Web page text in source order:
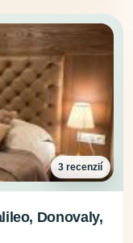
3 recenzií
Donovaly,